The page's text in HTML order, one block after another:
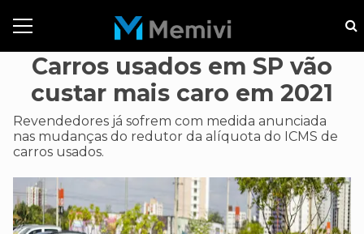
Carros usados em SP vão
custar mais caro em 2021
Revendedores já sofrem com medida anunciada
nas mudanças do redutor da alíquota do ICMS de
carros usados.